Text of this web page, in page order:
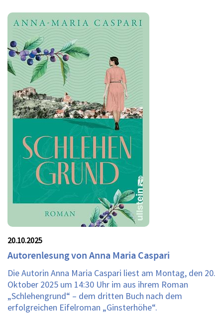
20.10.2025
Autorenlesung von Anna Maria Caspari
Die Autorin Anna Maria Caspari liest am Montag, den 20.
Oktober 2025 um 14:30 Uhr im aus ihrem Roman
„Schlehengrund“ – dem dritten Buch nach dem
erfolgreichen Eifelroman „Ginsterhöhe“.